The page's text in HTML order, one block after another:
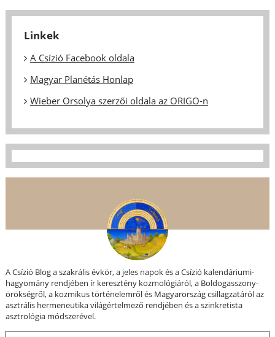
Linkek
A Csízió Facebook oldala
Magyar Planétás Honlap
Wieber Orsolya szerzői oldala az ORIGO-n
A Csízió Blog a szakrális évkör, a jeles napok és a Csízió kalendáriumi-
hagyomány rendjében ír keresztény kozmológiáról, a Boldogasszony-
örökségről, a kozmikus történelemről és Magyarország csillagzatáról az
asztrális hermeneutika világértelmező rendjében és a szinkretista
asztrológia módszerével.